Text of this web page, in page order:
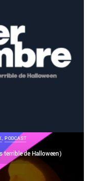
,PODCAST
terrible de Halloween)